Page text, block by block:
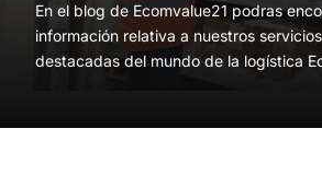
En el blog de Ecomvalue21 podras
información relativa a nuestros
destacadas del mundo de la logística
Blog